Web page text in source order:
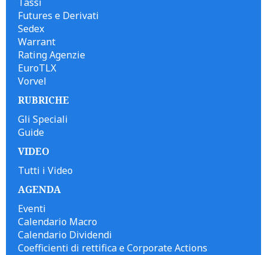
Futures e Derivati
Sedex
Warrant
Rating Agenzie
EuroTLX
Vorvel
RUBRICHE
Gli Speciali
Guide
VIDEO
Tutti i Video
AGENDA
Eventi
Calendario Macro
Calendario Dividendi
Coefficienti di rettifica e Corporate Actions